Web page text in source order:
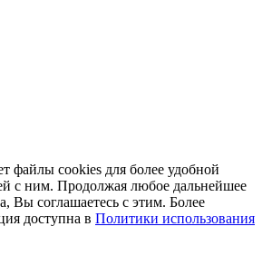
файлы cookies для более удобной
с ним. Продолжая любое дальнейшее
Вы соглашаетесь с этим. Более
доступна в Политики использования